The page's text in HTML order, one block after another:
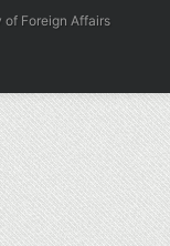
Foreign Affairs